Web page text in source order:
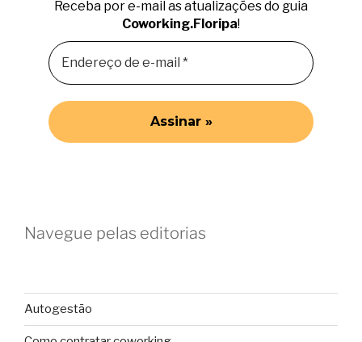
Receba por e-mail as atualizações do guia
Coworking.Floripa!
Navegue pelas editorias
Autogestão